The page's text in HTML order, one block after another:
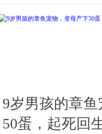
9岁男孩的章
50蛋，起死回